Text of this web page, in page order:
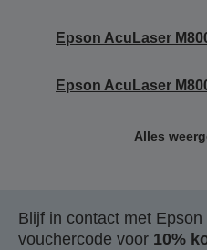
Epson AcuLaser
Epson AcuLaser
Alles
Blijf in contact met
vouchercode voor 10%